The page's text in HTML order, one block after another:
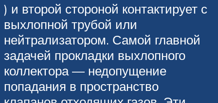
) и второй стороной контактирует с
выхлопной трубой или
нейтрализатором. Самой главной
задачей прокладки выхлопного
коллектора — недопущение
попадания в пространство